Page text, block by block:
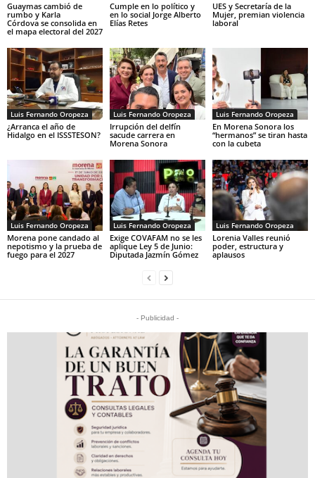
Guaymas cambió de
rumbo y Karla
Córdova se consolida en
el mapa electoral del 2027
Cumple en lo político y
en lo social Jorge Alberto
Elías Retes
UES y Secretaría de la
Mujer, premian violencia
laboral
Luis Fernando Oropeza
¿Arranca el año de
Hidalgo en el ISSSTESON?
Luis Fernando Oropeza
Irrupción del delfín
sacude carrera en
Morena Sonora
Luis Fernando Oropeza
En Morena Sonora los
“hermanos” se tiran hasta
con la cubeta
Luis Fernando Oropeza
Morena pone candado al
nepotismo y la prueba de
fuego para el 2027
Luis Fernando Oropeza
Exige COVAFAM no se les
aplique Ley 5 de Junio:
Diputada Jazmín Gómez
Luis Fernando Oropeza
Lorenia Valles reunió
poder, estructura y
aplausos
- Publicidad -